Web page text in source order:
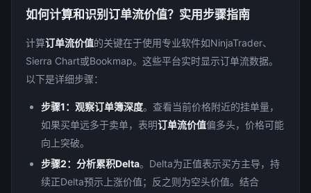
如何计算和识别订单流价值？实用步骤指南
计算订单流价值的关键在于使用专业软件如NinjaTrader、
Sierra Chart或Bookmap。这些平台实时显示订单流数据。
以下是详细步骤：
步骤1：观察订单簿深度。查看当前价格附近的挂单量，
如果买单远多于卖单，表明订单流价值偏多头，价格可能
向上突破。
步骤2：分析累积Delta。Delta为正值表示买方主导，持
续正Delta预示上涨价值；反之则为空头价值。结合